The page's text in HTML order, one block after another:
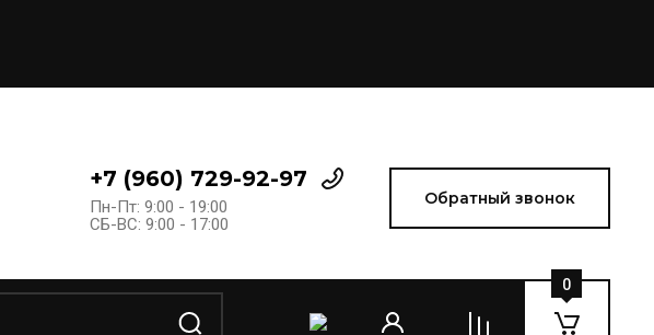
+7 (960) 729-92-97
Пн-Пт: 9:00 - 19:00
СБ-ВС: 9:00 - 17:00
Обратный звонок
0